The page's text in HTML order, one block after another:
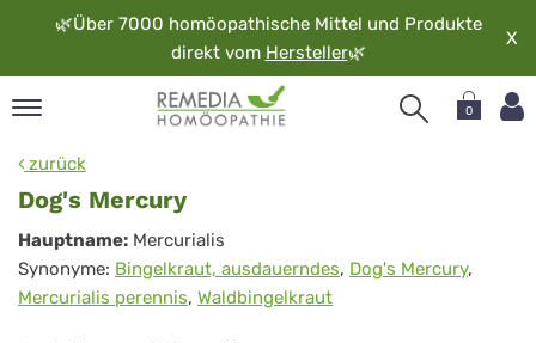
🌿Über 7000 homöopathische Mittel und Produkte
direkt vom Hersteller🌿
X
0
zurück
Dog's Mercury
Dog's
Mercury
Hauptname: Mercurialis
Synonyme: Bingelkraut, ausdauerndes, Dog's Mercury,
Mercurialis perennis, Waldbingelkraut